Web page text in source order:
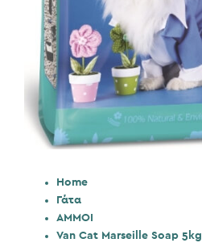
Home
Γάτα
ΑΜΜΟΙ
Van Cat Marseille Soap 5kg